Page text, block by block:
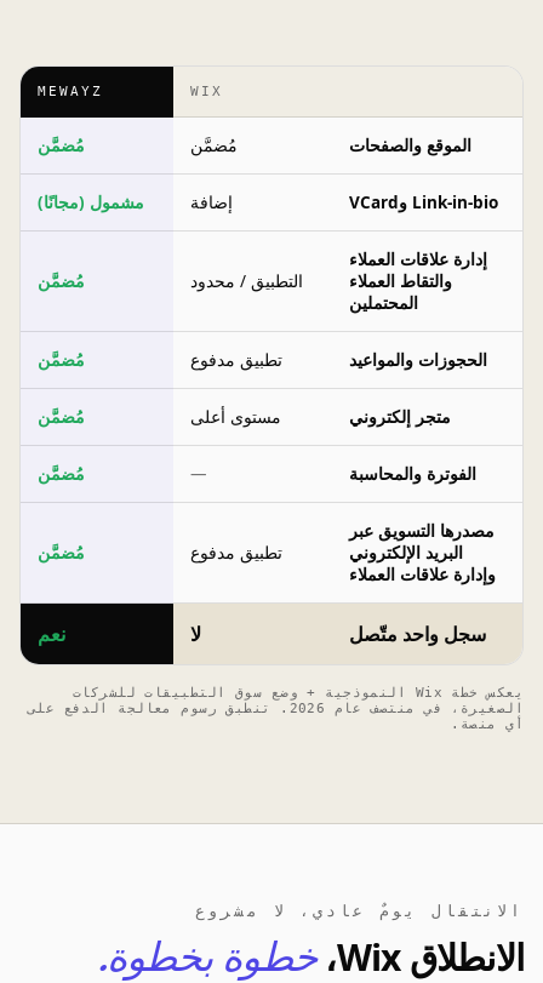
WIX
MEWAYZ
الموقع والصفحات مُضمَّن مُضمَّن
Link-in-bio وVCard إضافة مشمول (مجانًا)
إدارة علاقات العملاء
والتقاط العملاء
المحتملين
التطبيق / محدود مُضمَّن
الحجوزات والمواعيد تطبيق مدفوع مُضمَّن
متجر إلكتروني مستوى أعلى مُضمَّن
الفوترة والمحاسبة — مُضمَّن
مصدرها التسويق عبر
البريد الإلكتروني
وإدارة علاقات العملاء
تطبيق مدفوع مُضمَّن
سجل واحد متّصل لا نعم
يعكس خطة Wix النموذجية + وضع سوق التطبيقات للشركات
الصغيرة، في منتصف عام 2026. تنطبق رسوم معالجة الدفع على
أي منصة.
الانتقال يومٌ عادي، لا مشروع
الانطلاق Wix، خطوة بخطوة.